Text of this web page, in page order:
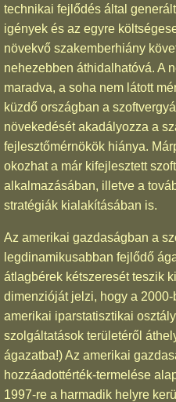
technikai fejlődés által
igények és az egyre
növekvő szakemberhiány
nehezebben áthidalhatóvá. A
maradva, a soha nem látott
küzdő országban a
növekedését akadályozza a
fejlesztőmérnökök hiánya.
okozhat a már kifejlesztett
alkalmazásában, illetve a
stratégiák kialakításában is.
Az amerikai gazdaságban a
legdinamikusabban fejlődő
átlagbérek kétszeresét teszik
dimenzióját jelzi, hogy a
amerikai iparstatisztikai
szolgáltatások területéről
ágazatba!) Az amerikai
hozzáadottérték-termelése
1997-re a harmadik helyre